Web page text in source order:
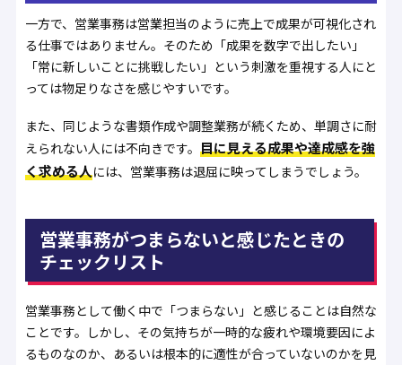
一方で、営業事務は営業担当のように売上で成果が可視化され
る仕事ではありません。そのため「成果を数字で出したい」
「常に新しいことに挑戦したい」という刺激を重視する人にと
っては物足りなさを感じやすいです。
また、同じような書類作成や調整業務が続くため、単調さに耐
えられない人には不向きです。 目に見える成果や達成感を強
く求める人には、営業事務は退屈に映ってしまうでしょう。
営業事務がつまらないと感じたときの
チェックリスト
営業事務として働く中で「つまらない」と感じることは自然な
ことです。しかし、その気持ちが一時的な疲れや環境要因によ
るものなのか、あるいは根本的に適性が合っていないのかを見